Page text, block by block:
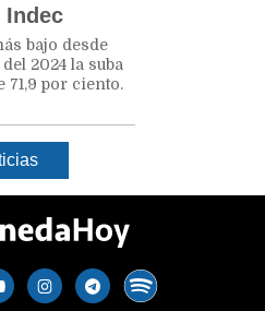
Indec
bajo desde
2024 la suba
71,9 por ciento.